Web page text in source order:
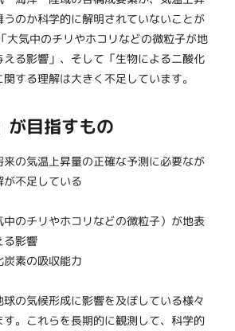
のか科学的に解明されていないことが
大気中のチリやホコリなどの微粒子が地
る影響」、そして「生物による二酸化
する理解は大きく不足しています。
が目指すもの
来の気温上昇量の正確な予測に必要なが
が不足している
中のチリやホコリなどの微粒子）が地表
る影響
炭素の吸収能力
の気候形成に影響を及ぼしている様々
。これらを長期的に観測して、科学的